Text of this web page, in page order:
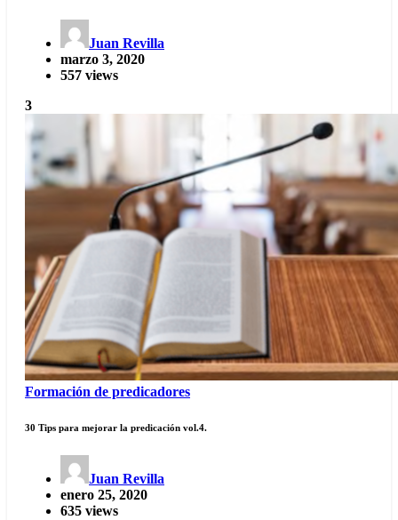
Juan Revilla
marzo 3, 2020
557 views
3
Formación de predicadores
30 Tips para mejorar la predicación vol.4.
Juan Revilla
enero 25, 2020
635 views